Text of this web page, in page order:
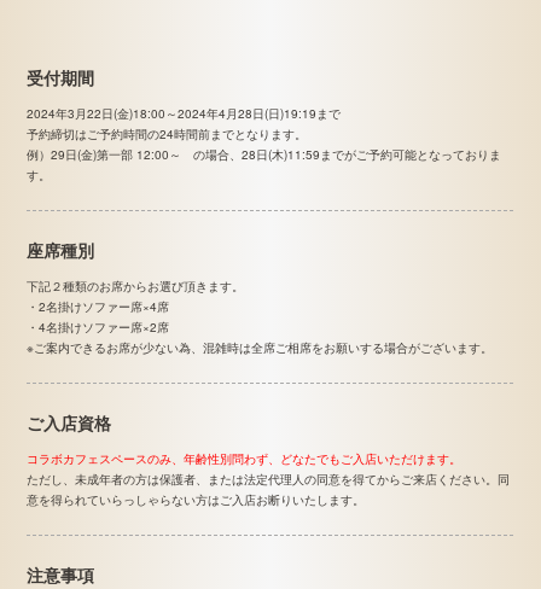
受付期間
2024年3月22日(金)18:00～2024年4月28日(日)19:19まで
予約締切はご予約時間の24時間前までとなります。
例）29日(金)第一部 12:00～ の場合、28日(木)11:59までがご予約可能となっておりま
す。
座席種別
下記２種類のお席からお選び頂きます。
・2名掛けソファー席×4席
・4名掛けソファー席×2席
※ご案内できるお席が少ない為、混雑時は全席ご相席をお願いする場合がございます。
ご入店資格
コラボカフェスペースのみ、年齢性別問わず、どなたでもご入店いただけます。
ただし、未成年者の方は保護者、または法定代理人の同意を得てからご来店ください。同
意を得られていらっしゃらない方はご入店お断りいたします。
注意事項